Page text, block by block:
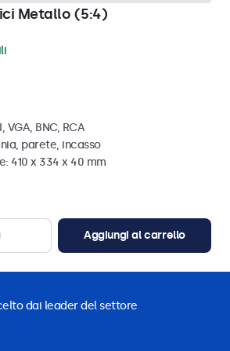
Metallo (5:4)
VGA, BNC, RCA
parete, incasso
410 x 334 x 40 mm
Aggiungi al carrello
dai leader del settore